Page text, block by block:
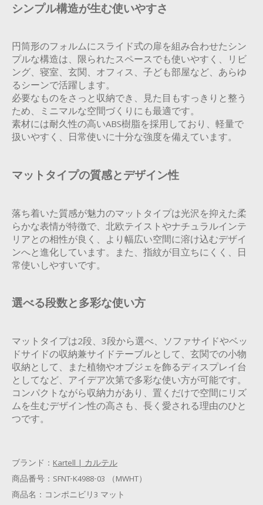
シンプル構造が生む使いやすさ
円筒形のフォルムにスライド式の扉を組み合わせたシン
プルな構造は、限られたスペースでも使いやすく、リビ
ング、寝室、玄関、オフィス、子ども部屋など、あらゆ
るシーンで活躍します。
必要なものをさっと収納でき、見た目もすっきりと整う
ため、ミニマルな空間づくりにも最適です。
素材には耐久性の高いABS樹脂を採用しており、軽量で
扱いやすく、日常使いに十分な強度を備えています。
マットタイプの質感とデザイン性
落ち着いた質感が魅力のマットタイプは光沢を抑えた柔
らかな表情が特徴で、北欧テイストやナチュラルインテ
リアとの相性が良く、より幅広い空間に溶け込むデザイ
ンへと進化しています。また、指紋が目立ちにくく、日
常使いしやすいです。
選べる段数と多彩な使い方
マットタイプは2段、3段から選べ、ソファサイドやベッ
ドサイドの収納兼サイドテーブルとして、玄関での小物
収納として、また植物やオブジェを飾るディスプレイ台
としてなど、アイデア次第で多彩な使い方が可能です。
コンパクトながら収納力があり、置くだけで空間にリズ
ムを生むデザイン性の高さも、長く愛される理由のひと
つです。
ブランド： Kartell | カルテル
商品番号： SFNT-K4988-03 （MWHT）
商品名： コンポニビリ3 マット